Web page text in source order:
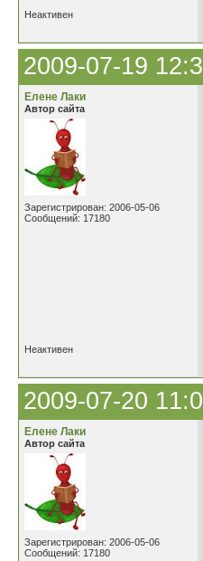
Неактивен
2009-07-19
Елене Лаки
Автор сайта
Зарегистрирован: 2006-05-06
Сообщений: 17180
Неактивен
2009-07-20
Елене Лаки
Автор сайта
Зарегистрирован: 2006-05-06
Сообщений: 17180